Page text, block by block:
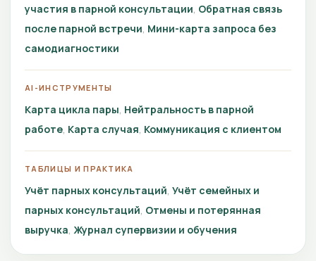
участия в парной консультации Обратная связь
после парной встречи Мини-карта запроса без
самодиагностики
AI-ИНСТРУМЕНТЫ
Карта цикла пары Нейтральность в парной
работе Карта случая Коммуникация с клиентом
ТАБЛИЦЫ И ПРАКТИКА
Учёт парных консультаций Учёт семейных и
парных консультаций Отмены и потерянная
выручка Журнал супервизии и обучения